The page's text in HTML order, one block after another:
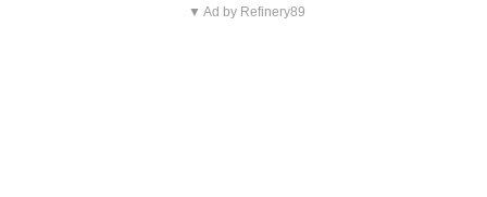
▼ Ad by Refinery89